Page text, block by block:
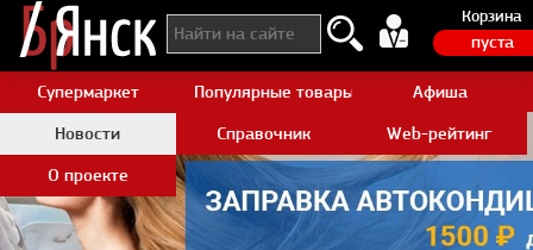
Корзина
пуста
Супермаркет Популярные товары AliexpressАфиша
Новости
Справочник
Web-рейтинг
О проекте